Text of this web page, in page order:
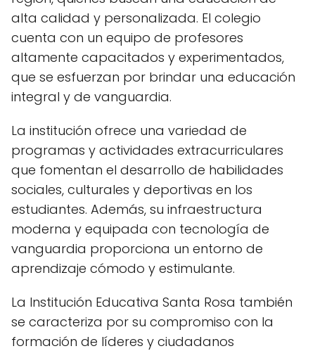
alta calidad y personalizada. El colegio
cuenta con un equipo de profesores
altamente capacitados y experimentados,
que se esfuerzan por brindar una educación
integral y de vanguardia.
La institución ofrece una variedad de
programas y actividades extracurriculares
que fomentan el desarrollo de habilidades
sociales, culturales y deportivas en los
estudiantes. Además, su infraestructura
moderna y equipada con tecnología de
vanguardia proporciona un entorno de
aprendizaje cómodo y estimulante.
La Institución Educativa Santa Rosa también
se caracteriza por su compromiso con la
formación de líderes y ciudadanos